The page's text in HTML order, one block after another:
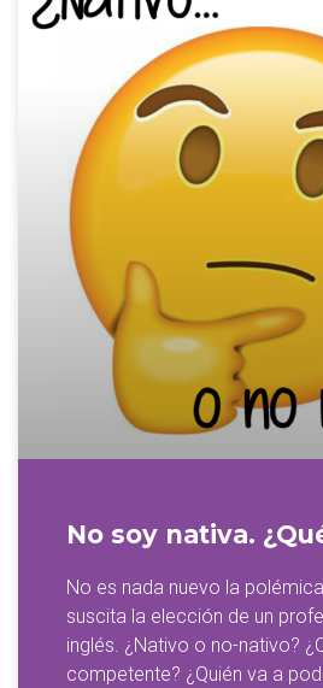
No soy nativa.
No es nada nuevo la
suscita la elección de un
inglés. ¿Nativo o no-nativo?
competente? ¿Quién va a